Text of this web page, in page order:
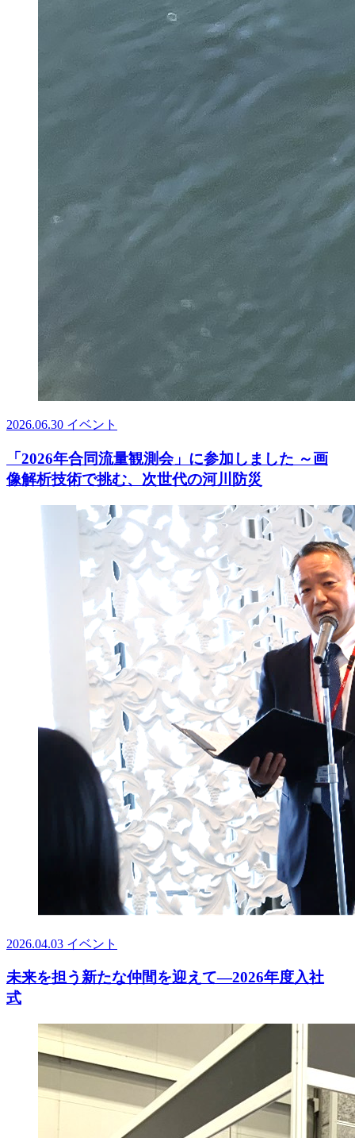
2026.06.30 イベント
「2026年合同流量観測会」に参加しました ～画
像解析技術で挑む、次世代の河川防災
2026.04.03 イベント
未来を担う新たな仲間を迎えて—2026年度入社
式